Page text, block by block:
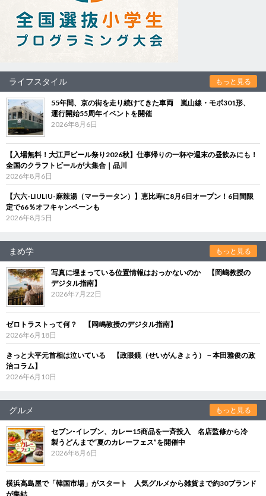
ライフスタイル もっと見る
55年間、京の街を走り続けてきた車両 嵐山線・モボ301形、
運行開始55周年イベントを開催
2026年8月6日
【入場無料！大江戸ビール祭り2026秋】仕事帰りの一杯や週末の昼飲みにも！
全国のクラフトビールが大集合｜品川
2026年8月6日
【六六-LIULIU-麻辣湯（マーラータン）】恵比寿に8月6日オープン！6日間限
定で66％オフキャンペーンも
2026年8月5日
まめ学 もっと見る
写真に埋まっている位置情報はおっかないのか 【岡嶋教授の
デジタル指南】
2026年7月22日
ゼロトラストって何？ 【岡嶋教授のデジタル指南】
2026年6月18日
きっと大平元首相は泣いている 【政眼鏡（せいがんきょう）－本田雅俊の政
治コラム】
2026年6月10日
グルメ もっと見る
セブン‐イレブン、カレー15商品を一斉投入 名店監修から冷
製うどんまで“夏のカレーフェス”を開催中
2026年8月6日
横浜高島屋で「韓国市場」がスタート 人気グルメから雑貨まで約30ブランド
が集結